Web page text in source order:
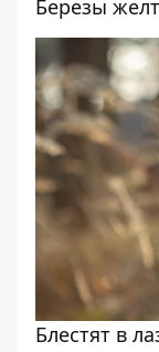
Березы
Блестят в